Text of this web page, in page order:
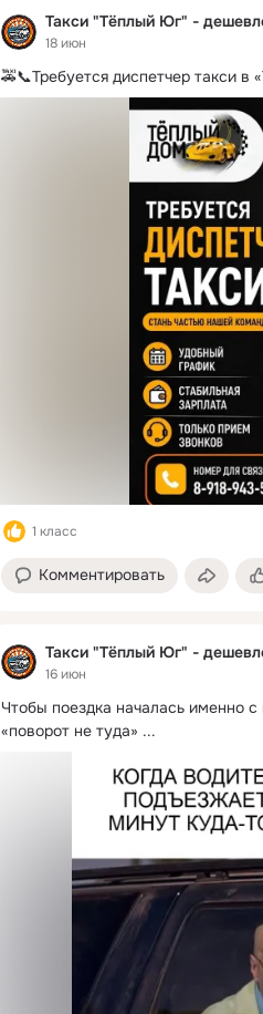
Такси "Тёплый Юг" -
18 июн
🚕📞Требуется диспетчер такси в
1 класс
Комментировать
Такси "Тёплый Юг" -
16 июн
Чтобы поездка началась именно
«поворот не туда» ...